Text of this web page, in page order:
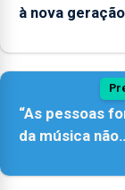
à nova geração
“As pessoas
da música não
quão difícil é